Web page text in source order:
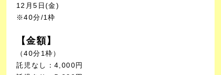
12月5日(金)
※40分/1枠
【金額】
（40分1枠）
託児なし：4,000円